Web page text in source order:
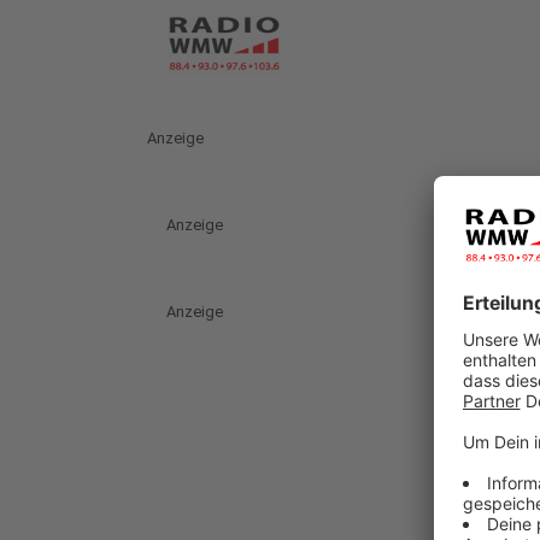
Anzeige
Anzeige
Anzeige